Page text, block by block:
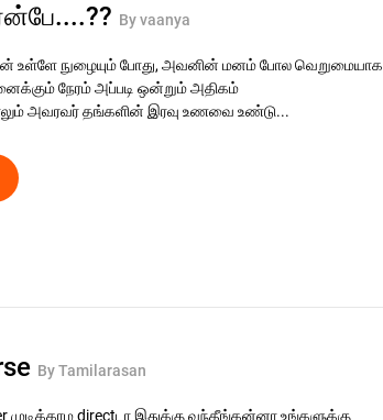
By vaanya
உள்ளே நுழையும் போது, அவனின் மனம் போல வெறுமையாக
நேரம் அப்படி ஒன்றும் அதிகம்
அவரவர் தங்களின் இரவு உணவை உண்டு...
By Tamilarasan
முடிக்காம directடா இதுக்கு வந்தீங்கன்னா உங்களுக்கு